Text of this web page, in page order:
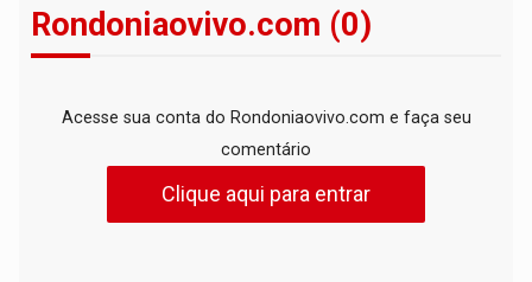
Rondoniaovivo.com (0)
Acesse sua conta do Rondoniaovivo.com e faça seu
comentário
Clique aqui para entrar